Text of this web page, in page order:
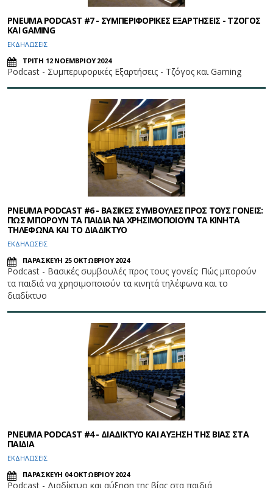
PNEUMA PODCAST #7 - ΣΥΜΠΕΡΙΦΟΡΙΚΕΣ ΕΞΑΡΤΗΣΕΙΣ - ΤΖΟΓΟΣ
ΚΑΙ GAMING
ΕΚΔΗΛΩΣΕΙΣ
ΤΡΙΤΗ 12 ΝΟΕΜΒΡΙΟΥ 2024
Podcast - Συμπεριφορικές Εξαρτήσεις - Τζόγος και Gaming
PNEUMA PODCAST #6 - ΒΑΣΙΚΕΣ ΣΥΜΒΟΥΛΕΣ ΠΡΟΣ ΤΟΥΣ ΓΟΝΕΙΣ:
ΠΩΣ ΜΠΟΡΟΥΝ ΤΑ ΠΑΙΔΙΑ ΝΑ ΧΡΗΣΙΜΟΠΟΙΟΥΝ ΤΑ ΚΙΝΗΤΑ
ΤΗΛΕΦΩΝΑ ΚΑΙ ΤΟ ΔΙΑΔΙΚΤΥΟ
ΕΚΔΗΛΩΣΕΙΣ
ΠΑΡΑΣΚΕΥΗ 25 ΟΚΤΩΒΡΙΟΥ 2024
Podcast - Βασικές συμβουλές προς τους γονείς: Πώς μπορούν
τα παιδιά να χρησιμοποιούν τα κινητά τηλέφωνα και το
διαδίκτυο
PNEUMA PODCAST #4 - ΔΙΑΔΙΚΤΥΟ ΚΑΙ ΑΥΞΗΣΗ ΤΗΣ ΒΙΑΣ ΣΤΑ
ΠΑΙΔΙΑ
ΕΚΔΗΛΩΣΕΙΣ
ΠΑΡΑΣΚΕΥΗ 04 ΟΚΤΩΒΡΙΟΥ 2024
Podcast - Διαδίκτυο και αύξηση της βίας στα παιδιά